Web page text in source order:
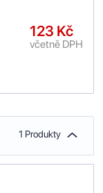
123 Kč
včetně DPH
1 Produkty